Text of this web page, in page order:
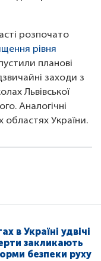
розпочато
рівня
планові
заходи з
Львівської
Аналогічні
областях України.
в Україні удвічі
закликають
безпеки руху